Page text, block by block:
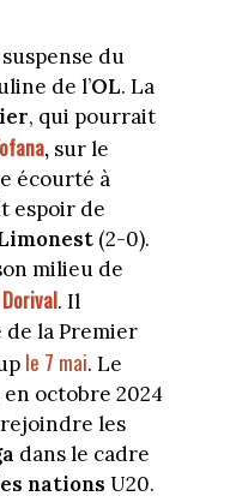
du
de l’OL. La
, qui pourrait
,sur le
écourté à
espoir de
(2-0).
milieu de
Dorival. Il
de la Premier
le 7 mai. Le
octobre 2024
les
dans le cadre
nations U20.